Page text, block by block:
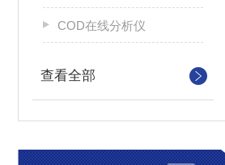
COD在线分析仪
查看全部